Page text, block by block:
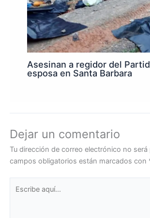
Asesinan a regidor del
esposa en Santa Barbara
Dejar un comentario
Tu dirección de correo electrónico no será
campos obligatorios están marcados con
aquí...